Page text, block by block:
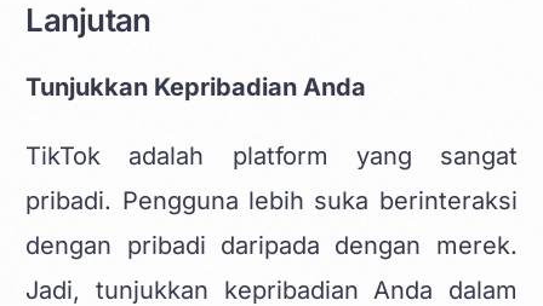
Lanjutan
Tunjukkan Kepribadian Anda
TikTok adalah platform yang sangat
pribadi. Pengguna lebih suka berinteraksi
dengan pribadi daripada dengan merek.
Jadi, tunjukkan kepribadian Anda dalam